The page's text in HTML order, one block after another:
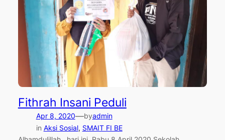
Fithrah Insani Peduli
Apr 8, 2020—byadmin
in Aksi Sosial, SMAIT FI BE